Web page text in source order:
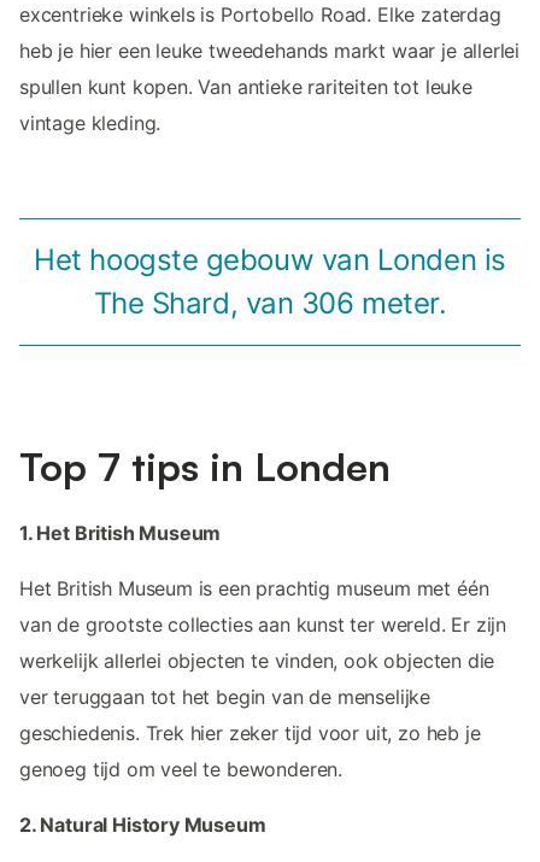
excentrieke winkels is Portobello Road. Elke zaterdag
heb je hier een leuke tweedehands markt waar je allerlei
spullen kunt kopen. Van antieke rariteiten tot leuke
vintage kleding.
Het hoogste gebouw van Londen is
The Shard, van 306 meter.
Top 7 tips in Londen
1. Het British Museum
Het British Museum is een prachtig museum met één
van de grootste collecties aan kunst ter wereld. Er zijn
werkelijk allerlei objecten te vinden, ook objecten die
ver teruggaan tot het begin van de menselijke
geschiedenis. Trek hier zeker tijd voor uit, zo heb je
genoeg tijd om veel te bewonderen.
2. Natural History Museum